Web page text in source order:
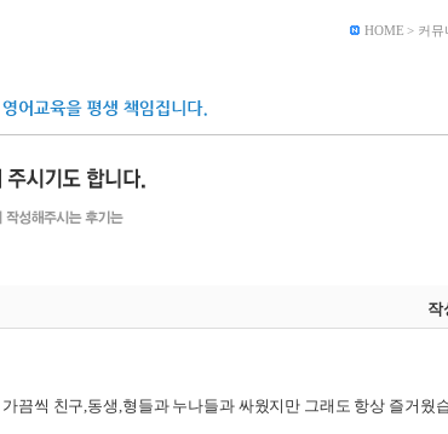
HOME > 커뮤
작
가끔씩 친구,동생,형들과 누나들과 싸웠지만 그래도 항상 즐거웠